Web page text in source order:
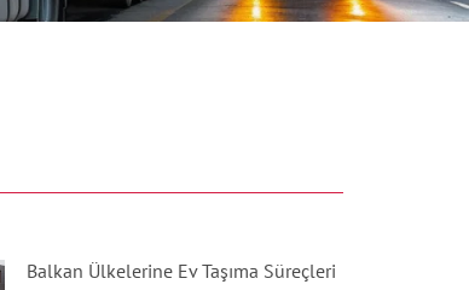
Balkan Ülkelerine Ev Taşıma Süreçleri